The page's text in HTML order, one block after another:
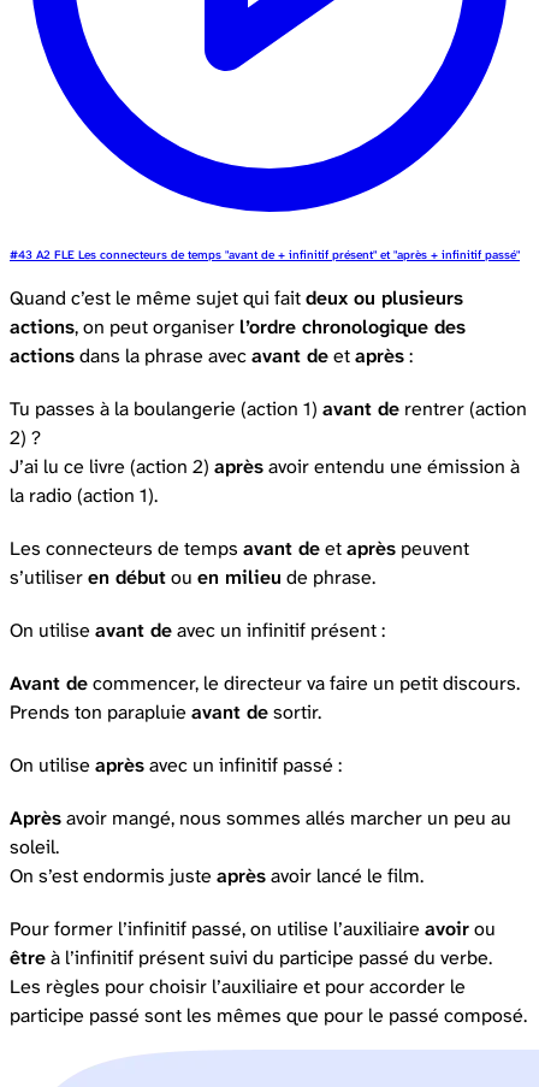
#43 A2 FLE Les connecteurs de temps "avant de + infinitif présent" et "après + infinitif passé"
Quand c’est le même sujet qui faitdeux ou plusieurs
actions, on peut organiser l’ordre chronologique des
actionsdans la phrase avecavant deetaprès:
Tu passes à la boulangerie (action 1) avant de rentrer (action
2) ?
J’ai lu ce livre (action 2) aprèsavoir entendu une émission à
la radio (action 1).
Les connecteurs de temps avant deetaprès peuvent
s’utiliseren débutou en milieu de phrase.
On utilise avant deavec un infinitif présent :
Avant decommencer, le directeur va faire un petit discours.
Prends ton parapluie avant desortir.
On utilise aprèsavec un infinitif passé :
Aprèsavoir mangé, nous sommes allés marcher un peu au
soleil.
On s’est endormis juste aprèsavoir lancé le film.
Pour former l’infinitif passé, on utilise l’auxiliaire avoirou
êtreà l’infinitif présent suivi du participe passé du verbe.
Les règles pour choisir l’auxiliaire et pour accorder le
participe passé sont les mêmes que pour le passé composé.